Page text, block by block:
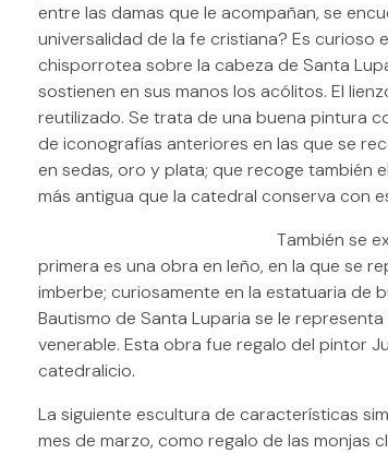
entre las damas que le acompañan, se
universalidad de la fe cristiana? Es curioso
chisporrotea sobre la cabeza de Santa
sostienen en sus manos los acólitos. El
reutilizado. Se trata de una buena pintura
de iconografías anteriores en las que se
en sedas, oro y plata; que recoge también
más antigua que la catedral conserva con
También se
primera es una obra en leño, en la que se
imberbe; curiosamente en la estatuaria de
Bautismo de Santa Luparia se le
venerable. Esta obra fue regalo del pintor
catedralicio.
La siguiente escultura de características
mes de marzo, como regalo de las monjas